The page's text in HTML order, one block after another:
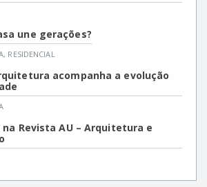
une gerações?
, RESIDENCIAL
acompanha a evolução
na Revista AU – Arquitetura e